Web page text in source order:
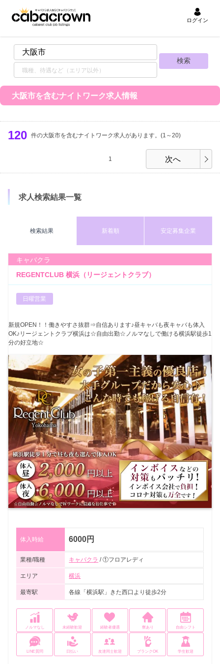
ログイン
大阪市を含むナイトワーク求人情報
120 件の大阪市を含むナイトワーク求人があります。(1～20)
1 次へ
求人検索結果一覧
検索結果 新着順 安定募集企業
キャバクラ
REGENTCLUB 横浜（リージェントクラブ）
日曜営業
新規OPEN！！働きやすさ抜群⇒自信あります♪昼キャバも夜キャバも体入
OK♪リージェントクラブ横浜は☆自由出勤☆ノルマなしで働ける横浜駅徒歩1
分の好立地☆
体入時給 6000円
業種/職種 キャバクラ / ①フロアレディ
エリア 横浜
最寄駅 各線「横浜駅」きた西口より徒歩2分
ノルマなし 未経験歓迎 経験者優遇 寮あり 自由シフト
LINE質問 日払い 友達同士歓迎 ブランクOK 学生歓迎